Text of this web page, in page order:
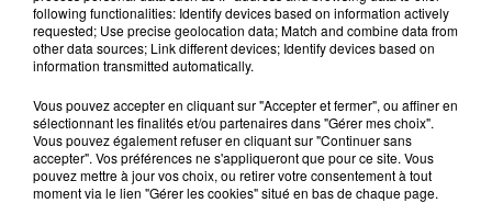
following functionalities: Identify devices based on information actively
requested; Use precise geolocation data; Match and combine data from
other data sources; Link different devices; Identify devices based on
information transmitted automatically.
Vous pouvez accepter en cliquant sur "Accepter et fermer", ou affiner en
sélectionnant les finalités et/ou partenaires dans "Gérer mes choix".
Vous pouvez également refuser en cliquant sur "Continuer sans
accepter". Vos préférences ne s'appliqueront que pour ce site. Vous
pouvez mettre à jour vos choix, ou retirer votre consentement à tout
moment via le lien "Gérer les cookies" situé en bas de chaque page.